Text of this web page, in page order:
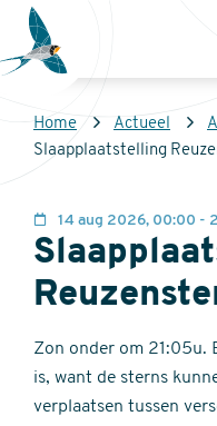
Overslaan
naar
inhoud
gaan
Sovon
Homepage
Kruimelpad
Home Actueel
Slaapplaatstelling
14 aug 2026, 00:00 -
Zon onder om
is, want de sterns
verplaatsen tussen